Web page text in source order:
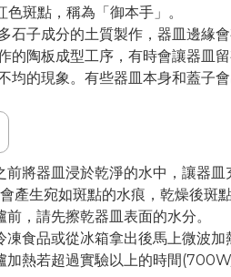
色斑點，稱為「御本手」。
石子成分的土質製作，器皿邊緣
的陶板成型工序，有時會讓器皿留
均的現象。有些器皿本身和蓋子會
前將器皿浸於乾淨的水中，讓器
產生宛如斑點的水痕，乾燥後斑點
前，請先擦乾器皿表面的水分。
凍食品或從冰箱拿出後馬上微波
加熱若超過實驗以上的時間